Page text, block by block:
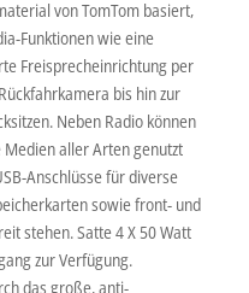
von TomTom basiert,
Funktionen wie eine
Freisprecheinrichtung per
bis hin zur
Neben Radio können
aller Arten genutzt
Anschlüsse für diverse
sowie front- und
stehen. Satte 4 X 50 Watt
zur Verfügung.
das große, anti-